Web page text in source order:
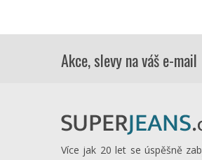
Akce, slevy na váš e-mail
Více jak 20 let se úspěšně